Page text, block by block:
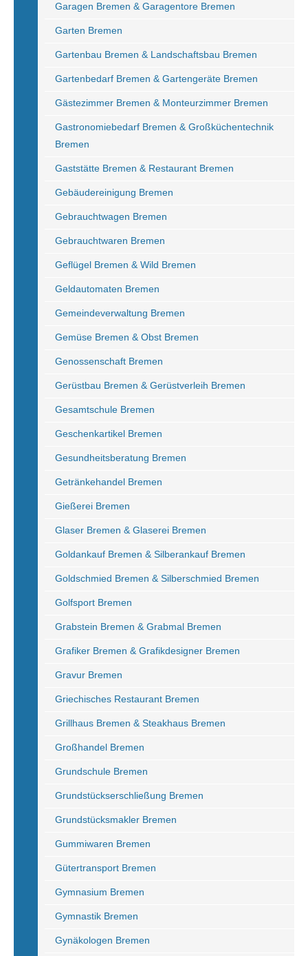
Garagen Bremen & Garagentore Bremen
Garten Bremen
Gartenbau Bremen & Landschaftsbau Bremen
Gartenbedarf Bremen & Gartengeräte Bremen
Gästezimmer Bremen & Monteurzimmer Bremen
Gastronomiebedarf Bremen & Großküchentechnik
Bremen
Gaststätte Bremen & Restaurant Bremen
Gebäudereinigung Bremen
Gebrauchtwagen Bremen
Gebrauchtwaren Bremen
Geflügel Bremen & Wild Bremen
Geldautomaten Bremen
Gemeindeverwaltung Bremen
Gemüse Bremen & Obst Bremen
Genossenschaft Bremen
Gerüstbau Bremen & Gerüstverleih Bremen
Gesamtschule Bremen
Geschenkartikel Bremen
Gesundheitsberatung Bremen
Getränkehandel Bremen
Gießerei Bremen
Glaser Bremen & Glaserei Bremen
Goldankauf Bremen & Silberankauf Bremen
Goldschmied Bremen & Silberschmied Bremen
Golfsport Bremen
Grabstein Bremen & Grabmal Bremen
Grafiker Bremen & Grafikdesigner Bremen
Gravur Bremen
Griechisches Restaurant Bremen
Grillhaus Bremen & Steakhaus Bremen
Großhandel Bremen
Grundschule Bremen
Grundstückserschließung Bremen
Grundstücksmakler Bremen
Gummiwaren Bremen
Gütertransport Bremen
Gymnasium Bremen
Gymnastik Bremen
Gynäkologen Bremen